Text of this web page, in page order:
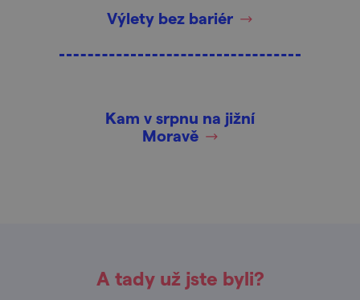
Výlety bez bariér
Kam v srpnu na jižní
Moravě
A tady už jste byli?